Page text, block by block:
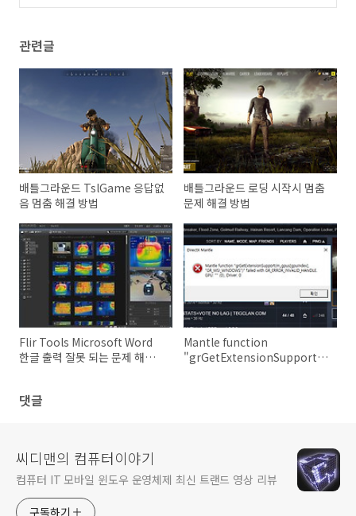
관련글
배틀그라운드 TslGame 응답없
음 멈춤 해결 방법
배틀그라운드 로딩 시작시 멈춤
문제 해결 방법
Flir Tools Microsoft Word
한글 출력 잘못 되는 문제 해결
Mantle function
"grGetExtensionSupport
댓글
씨디맨의 컴퓨터이야기
컴퓨터 IT 모바일 윈도우 운영체제 최신 트랜드 영상 리뷰
구독하기